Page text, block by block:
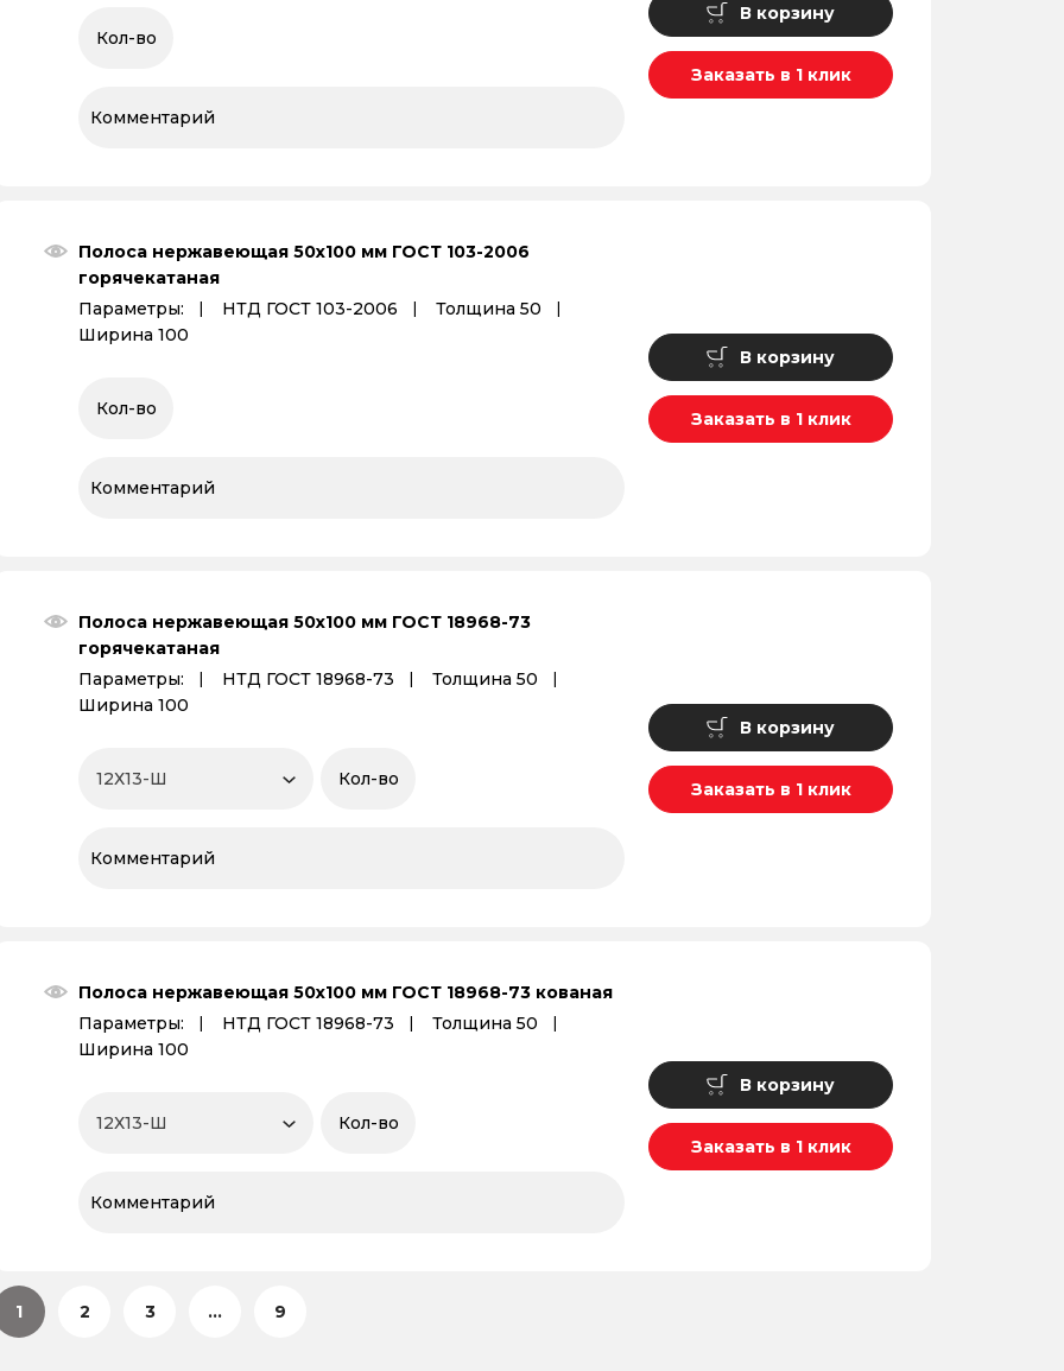
В корзину
Заказать в 1 клик
Полоса нержавеющая 50х100 мм ГОСТ 103-2006
горячекатаная
Параметры:
НТД ГОСТ 103-2006
Толщина 50
Ширина 100
В корзину
Заказать в 1 клик
Полоса нержавеющая 50х100 мм ГОСТ 18968-73
горячекатаная
Параметры:
НТД ГОСТ 18968-73
Толщина 50
Ширина 100
В корзину
Заказать в 1 клик
Полоса нержавеющая 50х100 мм ГОСТ 18968-73 кованая
Параметры:
НТД ГОСТ 18968-73
Толщина 50
Ширина 100
В корзину
Заказать в 1 клик
1 2 3 ... 9